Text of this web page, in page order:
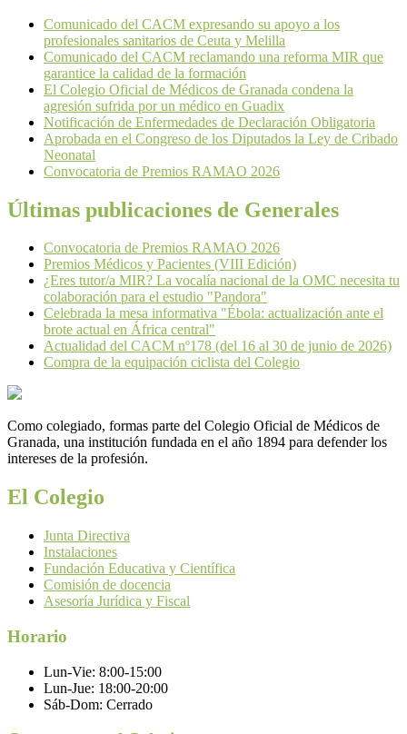
Comunicado del CACM expresando su apoyo a los
profesionales sanitarios de Ceuta y Melilla
Comunicado del CACM reclamando una reforma MIR que
garantice la calidad de la formación
El Colegio Oficial de Médicos de Granada condena la
agresión sufrida por un médico en Guadix
Notificación de Enfermedades de Declaración Obligatoria
Aprobada en el Congreso de los Diputados la Ley de Cribado
Neonatal
Convocatoria de Premios RAMAO 2026
Últimas publicaciones de Generales
Convocatoria de Premios RAMAO 2026
Premios Médicos y Pacientes (VIII Edición)
¿Eres tutor/a MIR? La vocalía nacional de la OMC necesita tu
colaboración para el estudio "Pandora"
Celebrada la mesa informativa "Ébola: actualización ante el
brote actual en África central"
Actualidad del CACM nº178 (del 16 al 30 de junio de 2026)
Compra de la equipación ciclista del Colegio
Como colegiado, formas parte del Colegio Oficial de Médicos de
Granada, una institución fundada en el año 1894 para defender los
intereses de la profesión.
El Colegio
Junta Directiva
Instalaciones
Fundación Educativa y Científica
Comisión de docencia
Asesoría Jurídica y Fiscal
Horario
Lun-Vie: 8:00-15:00
Lun-Jue: 18:00-20:00
Sáb-Dom: Cerrado